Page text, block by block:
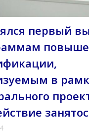
первый
в